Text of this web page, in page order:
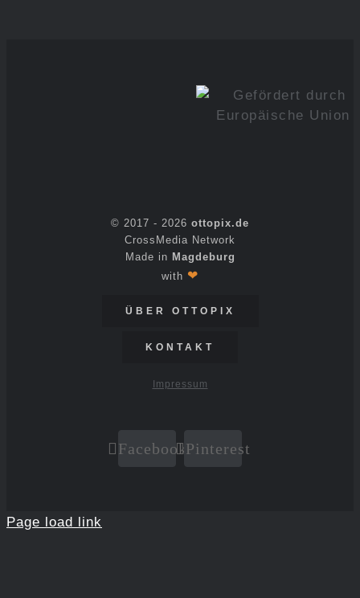
© 2017 - 2026 ottopix.de
CrossMedia Network
Made in Magdeburg
with ❤
ÜBER OTTOPIX
KONTAKT
Impressum
FacebookPinterest
Page load link